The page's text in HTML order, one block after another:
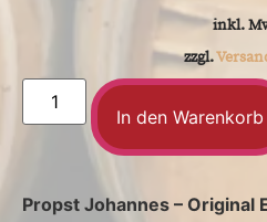
inkl.
zzgl.
In den Warenkorb
Propst Johannes – Original